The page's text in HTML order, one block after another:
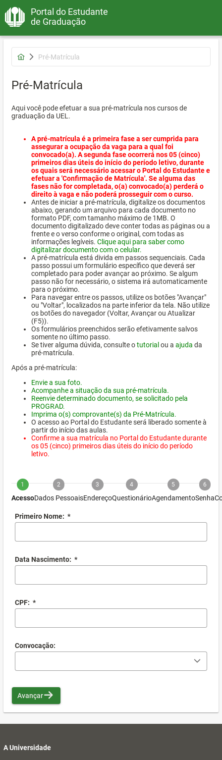
Portal do Estudante
de Graduação
Pré-Matrícula
Pré-Matrícula
Aqui você pode efetuar a sua pré-matrícula nos cursos de
graduação da UEL.
A pré-matrícula é a primeira fase a ser cumprida para
assegurar a ocupação da vaga para a qual foi
convocado(a). A segunda fase ocorrerá nos 05 (cinco)
primeiros dias úteis do início do período letivo, durante
os quais será necessário acessar o Portal do Estudante e
efetuar a 'Confirmação de Matrícula'. Se alguma das
fases não for completada, o(a) convocado(a) perderá o
direito à vaga e não poderá prosseguir com o curso.
Antes de iniciar a pré-matrícula, digitalize os documentos
abaixo, gerando um arquivo para cada documento no
formato PDF, com tamanho máximo de 1MB. O
documento digitalizado deve conter todas as páginas ou a
frente e o verso conforme o original, com todas as
informações legíveis. Clique aqui para saber como
digitalizar documento com o celular.
A pré-matrícula está divida em passos sequenciais. Cada
passo possui um formulário específico que deverá ser
completado para poder avançar ao próximo. Se algum
passo não for necessário, o sistema irá automaticamente
para o próximo.
Para navegar entre os passos, utilize os botões "Avançar"
ou "Voltar", localizados na parte inferior da tela. Não utilize
os botões do navegador (Voltar, Avançar ou Atualizar
(F5)).
Os formulários preenchidos serão efetivamente salvos
somente no último passo.
Se tiver alguma dúvida, consulte otutorial ou a ajuda da
pré-matrícula.
Após a pré-matrícula:
Envie a sua foto.
Acompanhe a situação da sua pré-matrícula.
Reenvie determinado documento, se solicitado pela
PROGRAD.
Imprima o(s) comprovante(s) da Pré-Matrícula.
O acesso ao Portal do Estudante será liberado somente à
partir do início das aulas.
Confirme a sua matrícula no Portal do Estudante durante
os 05 (cinco) primeiros dias úteis do início do período
letivo.
1
Acesso
2
Dados Pessoais
3
Endereço
4
Questionário
5
Agendamento
6
Senha
Primeiro Nome: *
Data Nascimento: *
CPF: *
Convocação:
Avançar
A Universidade